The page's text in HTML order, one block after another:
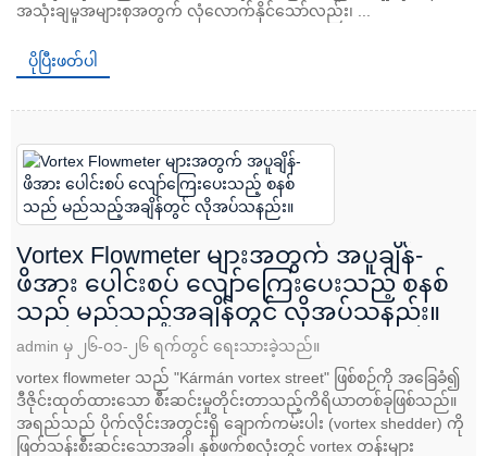
အသုံးချမှုအများစုအတွက် လုံလောက်နိုင်သော်လည်း၊ ...
ပိုပြီးဖတ်ပါ
Vortex Flowmeter များအတွက် အပူချိန်-
ဖိအား ပေါင်းစပ် လျော်ကြေးပေးသည့် စနစ်
သည် မည်သည့်အချိန်တွင် လိုအပ်သနည်း။
admin မှ ၂၆-၀၁-၂၆ ရက်တွင် ရေးသားခဲ့သည်။
vortex flowmeter သည် "Kármán vortex street" ဖြစ်စဉ်ကို အခြေခံ၍
ဒီဇိုင်းထုတ်ထားသော စီးဆင်းမှုတိုင်းတာသည့်ကိရိယာတစ်ခုဖြစ်သည်။
အရည်သည် ပိုက်လိုင်းအတွင်းရှိ ချောက်ကမ်းပါး (vortex shedder) ကို
ဖြတ်သန်းစီးဆင်းသောအခါ၊ နှစ်ဖက်စလုံးတွင် vortex တန်းများ